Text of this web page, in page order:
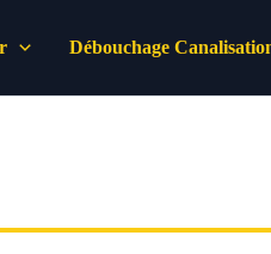
Débouchage